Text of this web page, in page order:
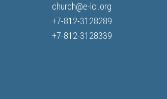
church@e-lci.org
+7-812-3128289
+7-812-3128339